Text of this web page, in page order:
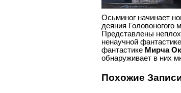
Осьминог начинает
деяния Головоногого
Представлены
ненаучной
фантастике Мирча
обнаруживает в них
Похожие